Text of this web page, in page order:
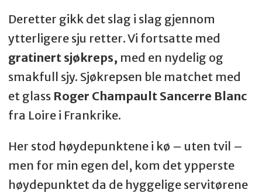
Deretter gikk det slag i slag gjennom
ytterligere sju retter. Vi fortsatte med
gratinert sjøkreps, med en nydelig og
smakfull sjy. Sjøkrepsen ble matchet med
et glass Roger Champault Sancerre Blanc
fra Loire i Frankrike.
Her stod høydepunktene i kø – uten tvil –
men for min egen del, kom det ypperste
høydepunktet da de hyggelige servitørene